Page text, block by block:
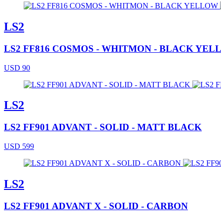
LS2
LS2 FF816 COSMOS - WHITMON - BLACK
USD 90
LS2
LS2 FF901 ADVANT - SOLID - MATT BLACK
USD 599
LS2
LS2 FF901 ADVANT X - SOLID - CARBON